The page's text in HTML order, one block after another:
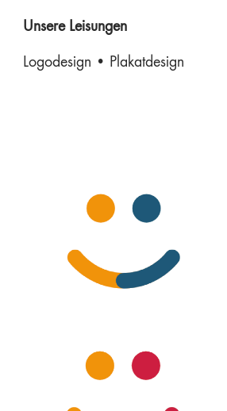
Unsere Leisungen
Logodesign • Plakatdesign